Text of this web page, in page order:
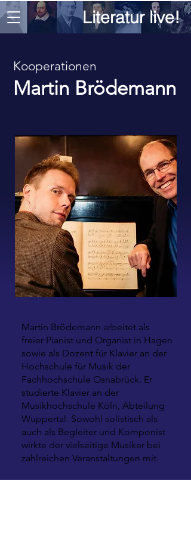
Literatur live!
Kooperationen
Martin Brödemann
Martin Brödemann arbeitet als
freier Pianist und Organist in Hagen
sowie als Dozent für Klavier an der
Hochschule für Musik der
Fachhochschule Osnabrück. Er
studierte Klavier an der
Musikhochschule Köln, Abteilung
Wuppertal. Sowohl solistisch als
auch als Begleiter und Komponist
wirkte der vielseitige Musiker bei
zahlreichen Veranstaltungen mit.